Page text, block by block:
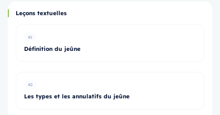
Leçons textuelles
#1
Définition du jeûne
#2
Les types et les annulatifs du jeûne